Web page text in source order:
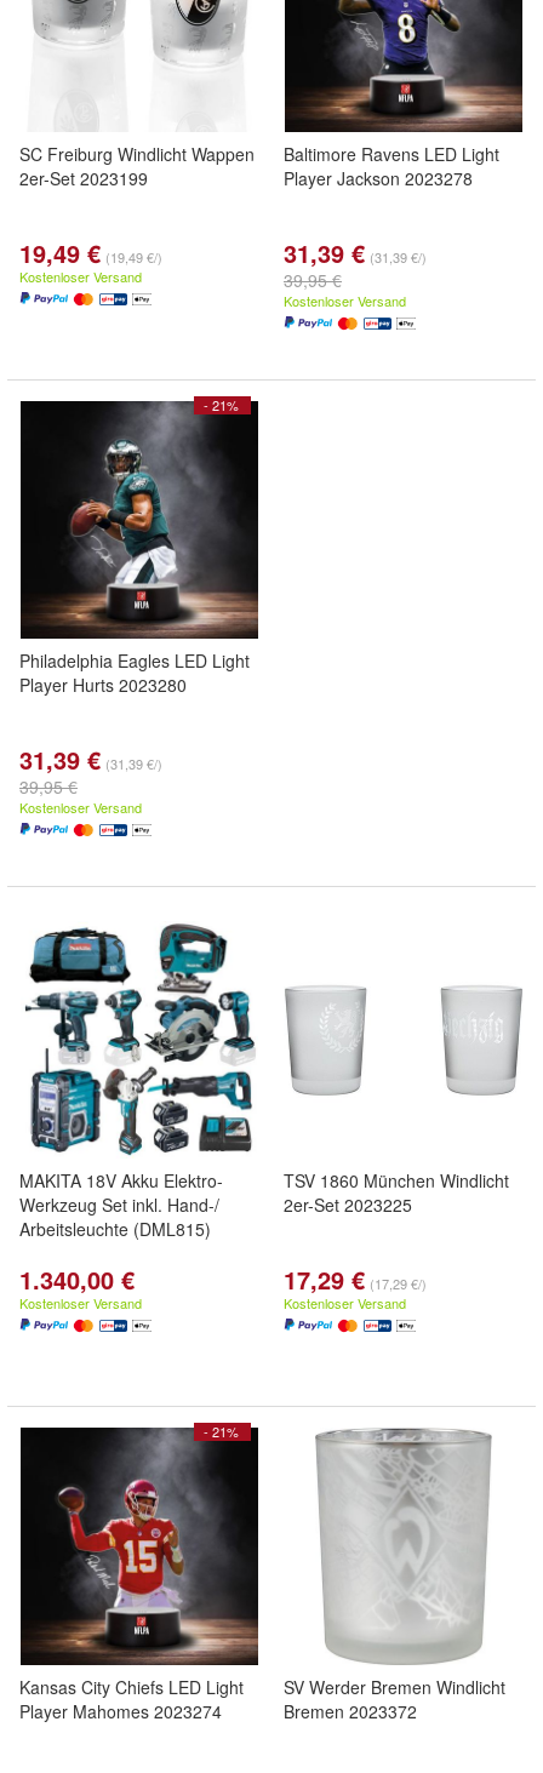
SC Freiburg Windlicht Wappen
2er-Set 2023199
19,49 € (19,49 €/)
Kostenloser Versand
Baltimore Ravens LED Light
Player Jackson 2023278
31,39 € (31,39 €/)
39,95 €
Kostenloser Versand
- 21%
Philadelphia Eagles LED Light
Player Hurts 2023280
31,39 € (31,39 €/)
39,95 €
Kostenloser Versand
MAKITA 18V Akku Elektro-
Werkzeug Set inkl. Hand-/
Arbeitsleuchte (DML815)
1.340,00 €
Kostenloser Versand
TSV 1860 München Windlicht
2er-Set 2023225
17,29 € (17,29 €/)
Kostenloser Versand
- 21%
Kansas City Chiefs LED Light
Player Mahomes 2023274
SV Werder Bremen Windlicht
Bremen 2023372